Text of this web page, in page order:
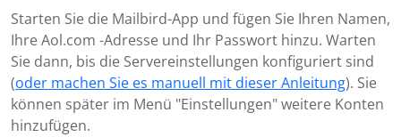
Starten Sie die Mailbird-App und fügen Sie Ihren Namen,
Ihre Aol.com -Adresse und Ihr Passwort hinzu. Warten
Sie dann, bis die Servereinstellungen konfiguriert sind
(oder machen Sie es manuell mit dieser Anleitung). Sie
können später im Menü "Einstellungen" weitere Konten
hinzufügen.